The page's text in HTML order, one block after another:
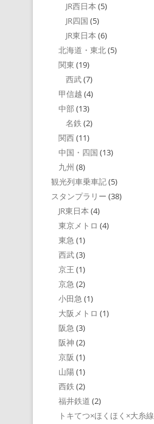
JR西日本 (5)
JR四国 (5)
JR東日本 (6)
北海道・東北(5)
関東 (19)
西武(7)
甲信越 (4)
中部 (13)
名鉄 (2)
関西(11)
中国・四国 (13)
九州 (8)
観光列車乗車記(5)
スタンプラリー (38)
JR東日本 (4)
東京メトロ (4)
東急 (1)
西武(3)
京王 (1)
京急 (2)
小田急 (1)
大阪メトロ (1)
阪急 (3)
阪神 (2)
京阪 (1)
山陽 (1)
西鉄 (2)
福井鉄道 (2)
トキてつ×ほくほく×大糸線